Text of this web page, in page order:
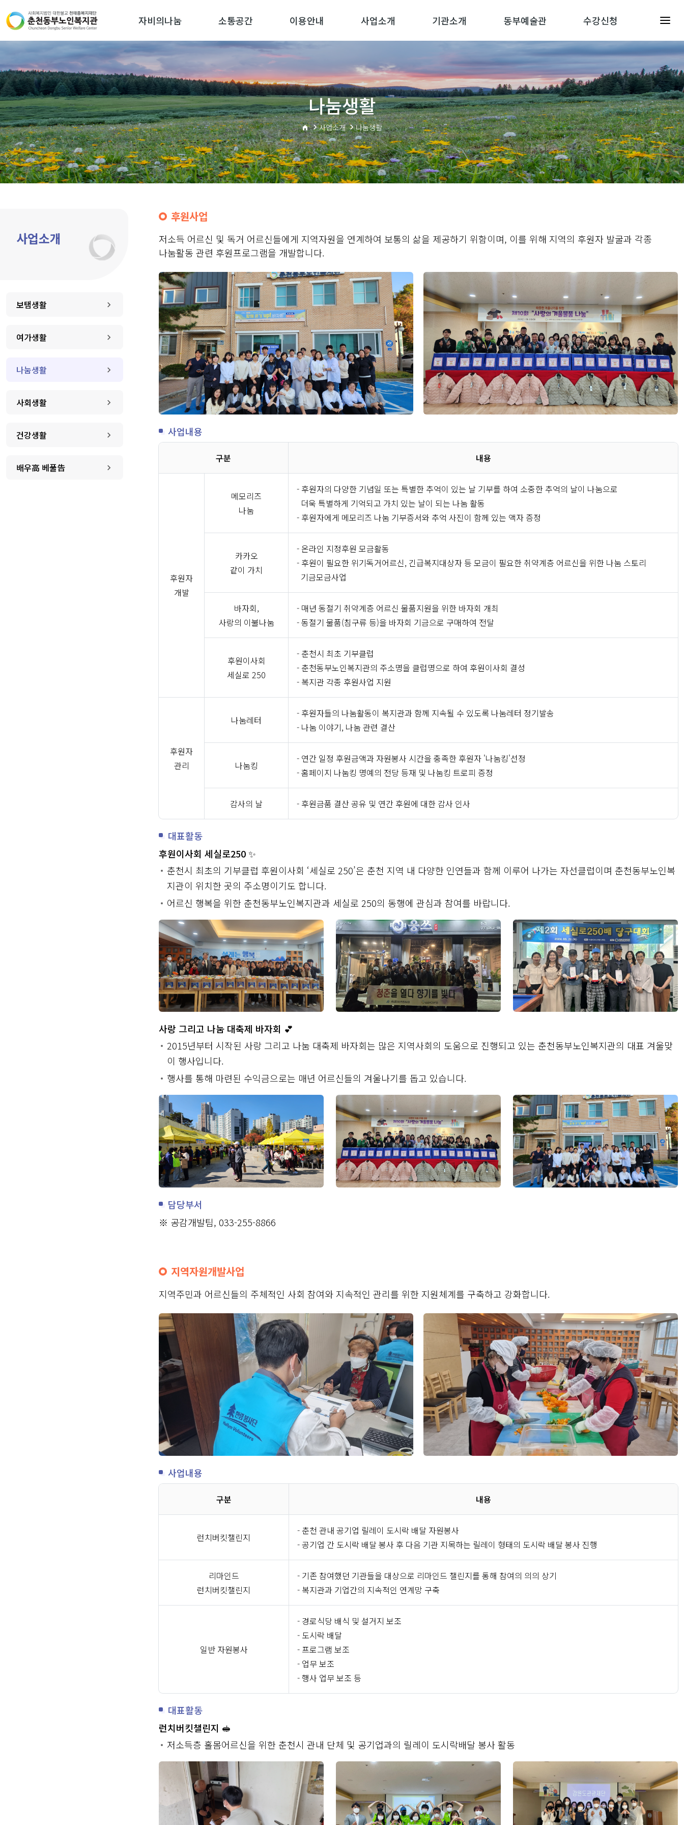
자비의나눔 소통공간 이용안내 사업소개 기관소개 동부예술관 수강신청
나눔생활
사업소개 나눔생활
사업소개
보탬생활
여가생활
나눔생활
사회생활
건강생활
배우高 베풀告
후원사업
저소득 어르신 및 독거 어르신들에게 지역자원을 연계하여 보통의 삶을 제공하기 위함이며, 이를 위해 지역의 후원자 발굴과 각종
나눔활동 관련 후원프로그램을 개발합니다.
사업내용
구분 내용
후원자
개발
메모리즈
나눔
- 후원자의 다양한 기념일 또는 특별한 추억이 있는 날 기부를 하여 소중한 추억의 날이 나눔으로
더욱 특별하게 기억되고 가치 있는 날이 되는 나눔 활동
- 후원자에게 메모리즈 나눔 기부증서와 추억 사진이 함께 있는 액자 증정
카카오
같이 가치
- 온라인 지정후원 모금활동
- 후원이 필요한 위기독거어르신, 긴급복지대상자 등 모금이 필요한 취약계층 어르신을 위한 나눔 스토리
기금모금사업
바자회,
사랑의 이불나눔
- 매년 동절기 취약계층 어르신 물품지원을 위한 바자회 개최
- 동절기 물품(침구류 등)을 바자회 기금으로 구매하여 전달
후원이사회
세실로 250
- 춘천시 최초 기부클럽
- 춘천동부노인복지관의 주소명을 클럽명으로 하여 후원이사회 결성
- 복지관 각종 후원사업 지원
후원자
관리
나눔레터
- 후원자들의 나눔활동이 복지관과 함께 지속될 수 있도록 나눔레터 정기발송
- 나눔 이야기, 나눔 관련 결산
나눔킹
- 연간 일정 후원금액과 자원봉사 시간을 충족한 후원자 '나눔킹'선정
- 홈페이지 나눔킹 명예의 전당 등재 및 나눔킹 트로피 증정
감사의 날 - 후원금품 결산 공유 및 연간 후원에 대한 감사 인사
대표활동
후원이사회 세실로250 ✨
춘천시 최초의 기부클럽 후원이사회 ‘세실로 250’은 춘천 지역 내 다양한 인연들과 함께 이루어 나가는 자선클럽이며 춘천동부노인복
지관이 위치한 곳의 주소명이기도 합니다.
어르신 행복을 위한 춘천동부노인복지관과 세실로 250의 동행에 관심과 참여를 바랍니다.
사랑 그리고 나눔 대축제 바자회 💕
2015년부터 시작된 사랑 그리고 나눔 대축제 바자회는 많은 지역사회의 도움으로 진행되고 있는 춘천동부노인복지관의 대표 겨울맞
이 행사입니다.
행사를 통해 마련된 수익금으로는 매년 어르신들의 겨울나기를 돕고 있습니다.
담당부서
※ 공감개발팀, 033-255-8866
지역자원개발사업
지역주민과 어르신들의 주체적인 사회 참여와 지속적인 관리를 위한 지원체계를 구축하고 강화합니다.
사업내용
구분 내용
런치버킷챌린지
- 춘천 관내 공기업 릴레이 도시락 배달 자원봉사
- 공기업 간 도시락 배달 봉사 후 다음 기관 지목하는 릴레이 형태의 도시락 배달 봉사 진행
리마인드
런치버킷챌린지
- 기존 참여했던 기관들을 대상으로 리마인드 챌린지를 통해 참여의 의의 상기
- 복지관과 기업간의 지속적인 연계망 구축
일반 자원봉사
- 경로식당 배식 및 설거지 보조
- 도시락 배달
- 프로그램 보조
- 업무 보조
- 행사 업무 보조 등
대표활동
런치버킷챌린지 🥪
저소득층 홀몸어르신을 위한 춘천시 관내 단체 및 공기업과의 릴레이 도시락배달 봉사 활동